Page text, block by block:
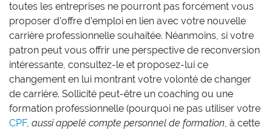
toutes les entreprises ne pourront pas forcément vous
proposer d’offre d’emploi en lien avec votre nouvelle
carrière professionnelle souhaitée. Néanmoins, si votre
patron peut vous offrir une perspective de reconversion
intéressante, consultez-le et proposez-lui ce
changement en lui montrant votre volonté de changer
de carrière. Sollicité peut-être un coaching ou une
formation professionnelle (pourquoi ne pas utiliser votre
CPF, aussi appelé compte personnel de formation, à cette